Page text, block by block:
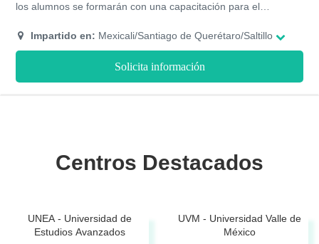
los alumnos se formarán con una capacitación para el
cuenta con acreditación de la Secretaría de Educación Pública
y además, ofrece un programa de becas para que puedas
obtener grandes descuentos en el costo de las colegiaturas.
Impartido en: Mexicali/Santiago de Querétaro/Saltillo
Solicita información
Centros Destacados
UNEA - Universidad de
Estudios Avanzados
UVM - Universidad Valle de
México